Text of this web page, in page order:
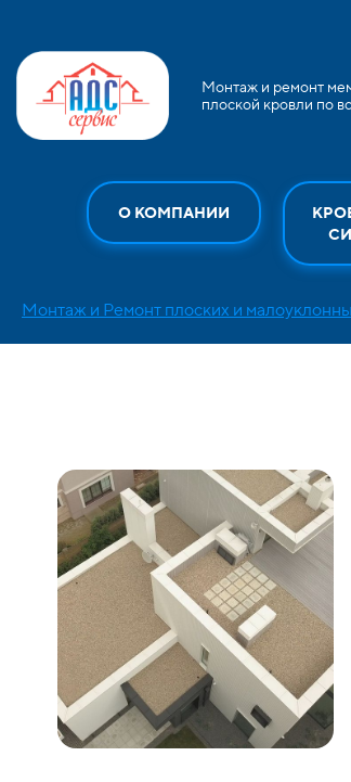
Монтаж и ремонт
плоской кровли по
О КОМПАНИИ
Монтаж и Ремонт плоских и